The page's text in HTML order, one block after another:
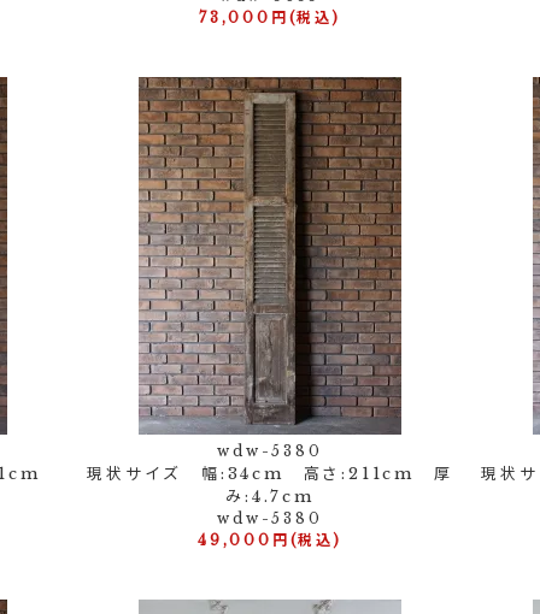
73,000円(税込)
wdw-5380
現状サイズ 幅:34cm 高さ:211cm 厚
み:4.7cm
wdw-5380
49,000円(税込)
現状